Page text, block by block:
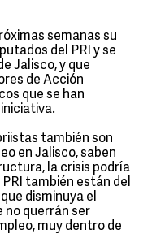
semanas su
del PRI y se
Jalisco, y que
de Acción
que se han
también son
en Jalisco, saben
la crisis podría
también están del
disminuya el
no querrán ser
muy dentro de